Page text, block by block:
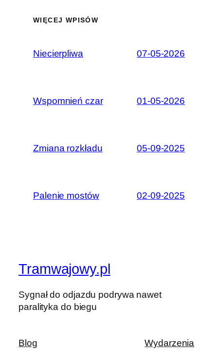
WIĘCEJ WPISÓW
Niecierpliwa 07-05-2026
Wspomnień czar 01-05-2026
Zmiana rozkładu 05-09-2025
Palenie mostów 02-09-2025
Tramwajowy.pl
Sygnał do odjazdu podrywa nawet
paralityka do biegu
Blog
Wydarzenia